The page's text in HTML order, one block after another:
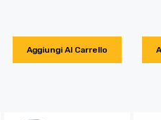
Aggiungi Al Carrello